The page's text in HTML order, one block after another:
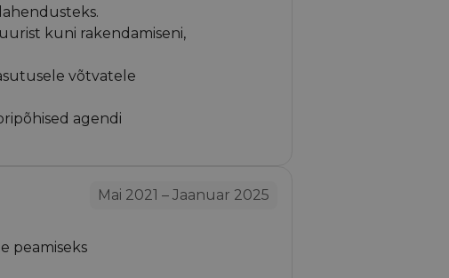
kuni rakendamiseni,
võtvatele
agendi
Mai 2021 – Jaanuar 2025
peamiseks